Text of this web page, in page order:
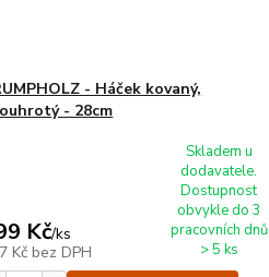
- Háček kovaný,
- 28cm
Kč/ks
Kč bez DPH
Skladem u
dodavatele.
Dostupnost
obvykle do 3
pracovních dnů
> 5 ks